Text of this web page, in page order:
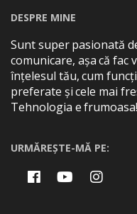
DESPRE MINE
Sunt super pasionată
comunicare, așa că fac
înțelesul tău, cum
preferate și cele mai
Tehnologia e frumoasa!
URMĂREȘTE-MĂ PE: